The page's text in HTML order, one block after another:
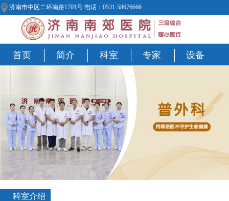
济南市中区二环南路1701号 电话：0531-58676666
首页 简介 科室 专家 设备
科室介绍